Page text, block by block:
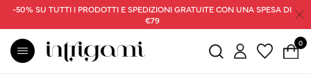
-50% SU TUTTI I PRODOTTI E SPEDIZIONI GRATUITE CON UNA SPESA DI
€79
0